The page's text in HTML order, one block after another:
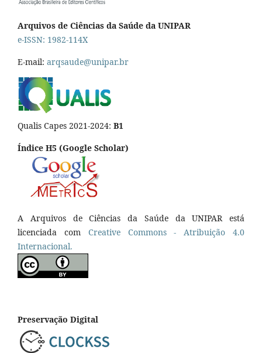
Arquivos de Ciências da Saúde da UNIPAR
e-ISSN: 1982-114X
E-mail: arqsaude@unipar.br
Qualis Capes 2021-2024: B1
Índice H5 (Google Scholar)
A Arquivos de Ciências da Saúde da UNIPAR está
licenciada com Creative Commons - Atribuição 4.0
Internacional.
Preservação Digital